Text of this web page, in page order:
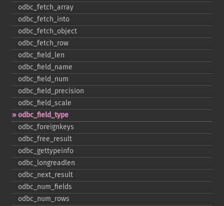
odbc_​fetch_​array
odbc_​fetch_​into
odbc_​fetch_​object
odbc_​fetch_​row
odbc_​field_​len
odbc_​field_​name
odbc_​field_​num
odbc_​field_​precision
odbc_​field_​scale
odbc_​field_​type
odbc_​foreignkeys
odbc_​free_​result
odbc_​gettypeinfo
odbc_​longreadlen
odbc_​next_​result
odbc_​num_​fields
odbc_​num_​rows